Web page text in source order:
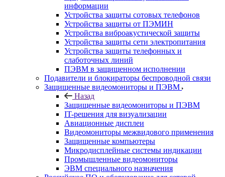
информации
Устройства защиты сотовых телефонов
Устройства защиты от ПЭМИН
Устройства виброакустической защиты
Устройства защиты сети электропитания
Устройства защиты телефонных и
слаботочных линий
ПЭВМ в защищенном исполнении
Подавители и блокираторы беспроводной связи
Защищенные видеомониторы и ПЭВМ
Назад
Защищенные видеомониторы и ПЭВМ
IT-решения для визуализации
Авиационные дисплеи
Видеомониторы межвидового применения
Защищенные компьютеры
Микродисплейные системы индикации
Промышленные видеомониторы
ЭВМ специального назначения